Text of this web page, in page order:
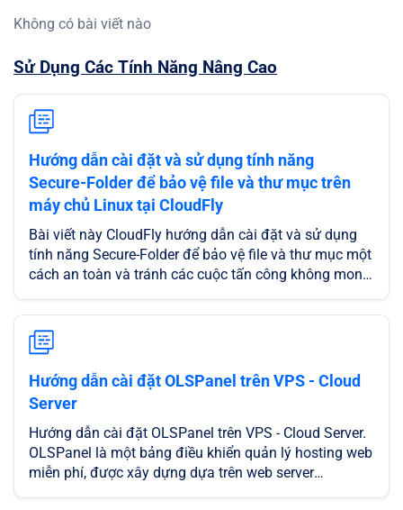
Không có bài viết nào
Sử Dụng Các Tính Năng Nâng Cao
Hướng dẫn cài đặt và sử dụng tính năng
Secure-Folder để bảo vệ file và thư mục trên
máy chủ Linux tại CloudFly
Bài viết này CloudFly hướng dẫn cài đặt và sử dụng
tính năng Secure-Folder để bảo vệ file và thư mục một
cách an toàn và tránh các cuộc tấn công không mong
CloudFly
Hướng dẫn cài đặt OLSPanel trên VPS - Cloud
Server
Hướng dẫn cài đặt OLSPanel trên VPS - Cloud Server.
OLSPanel là một bảng điều khiển quản lý hosting web
miễn phí, được xây dựng dựa trên web server